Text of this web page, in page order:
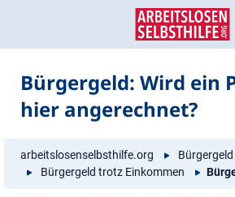
Bürgergeld: Wird ein
hier angerechnet?
arbeitslosenselbsthilfe.org
Bürgergeld
Bürgergeld trotz Einkommen